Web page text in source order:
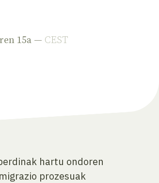
15a — CEST
hartu ondoren
prozesuak